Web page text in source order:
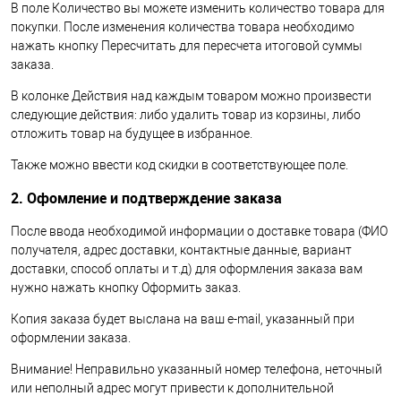
В поле Количество вы можете изменить количество товара для
покупки. После изменения количества товара необходимо
нажать кнопку Пересчитать для пересчета итоговой суммы
заказа.
В колонке Действия над каждым товаром можно произвести
следующие действия: либо удалить товар из корзины, либо
отложить товар на будущее в избранное.
Также можно ввести код скидки в соответствующее поле.
2. Офомление и подтверждение заказа
После ввода необходимой информации о доставке товара (ФИО
получателя, адрес доставки, контактные данные, вариант
доставки, способ оплаты и т.д) для оформления заказа вам
нужно нажать кнопку Оформить заказ.
Копия заказа будет выслана на ваш e-mail, указанный при
оформлении заказа.
Внимание! Неправильно указанный номер телефона, неточный
или неполный адрес могут привести к дополнительной